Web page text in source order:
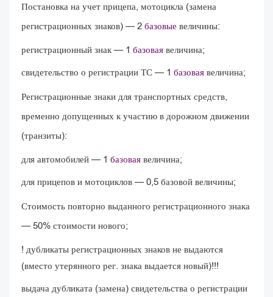
Постановка на учет прицепа, мотоцикла (замена
регистрационных знаков) — 2 базовые величины:
регистрационный знак — 1 базовая величина;
свидетельство о регистрации ТС — 1 базовая величина;
Регистрационные знаки для транспортных средств,
временно допущенных к участию в дорожном движении
(транзиты):
для автомобилей — 1 базовая величина;
для прицепов и мотоциклов — 0,5 базовой величины;
Стоимость повторно выданного регистрационного знака
— 50% стоимости нового;
! дубликаты регистрационных знаков не выдаются
(вместо утерянного рег. знака выдается новый)!!!
выдача дубликата (замена) свидетельства о регистрации